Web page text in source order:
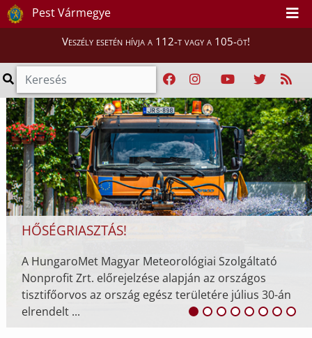
Pest Vármegye
Veszély esetén hívja a 112-t vagy a 105-öt!
HŐSÉGRIASZTÁS!
A HungaroMet Magyar Meteorológiai Szolgáltató
Nonprofit Zrt. előrejelzése alapján az országos
tisztifőorvos az ország egész területére július 30-án
elrendelt ...